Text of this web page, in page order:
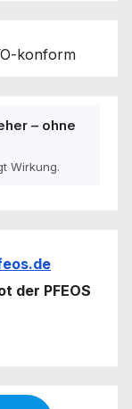
konform
– ohne
Wirkung.
der PFEOS